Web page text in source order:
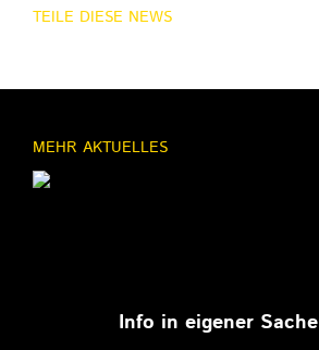
TEILE DIESE NEWS
MEHR AKTUELLES
Info in eigener Sache